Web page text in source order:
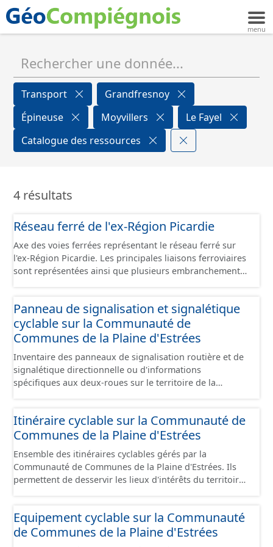
Transport
Grandfresnoy
Épineuse
Moyvillers
Le Fayel
Catalogue des ressources
4 résultats
Réseau ferré de l'ex-Région Picardie
Axe des voies ferrées représentant le réseau ferré sur
l'ex-Région Picardie. Les principales liaisons ferroviaires
sont représentées ainsi que plusieurs embranchements
sont désaffectées mais sont toujours physiquement
présentes sur le terrain.
Panneau de signalisation et signalétique
cyclable sur la Communauté de
Communes de la Plaine d'Estrées
Inventaire des panneaux de signalisation routière et de
signalétique directionnelle ou d'informations
spécifiques aux deux-roues sur le territoire de la
en cours de réalisation. Cet inventaire est en cours, la
donnée n'est donc pas exhaustive.
Itinéraire cyclable sur la Communauté de
Communes de la Plaine d'Estrées
Ensemble des itinéraires cyclables gérés par la
Communauté de Communes de la Plaine d'Estrées. Ils
permettent de desservir les lieux d'intérêts du territoire
de bonnes conditions. Ils peuvent emprunter tout type
de voies sécurisées : voie verte, piste cyclable, voie à
Equipement cyclable sur la Communauté
de Communes de la Plaine d'Estrées